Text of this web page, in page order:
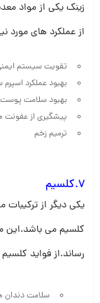
زینک یکی از مواد
از عملکرد های مورد
تقویت سیستم
بهبود عملکرد اسپرم
بهبود سلامت
پیشگیری از عفونت
ترمیم زخم
7.کلسیم
یکی دیگر از
کلسیم می باشد.این
رساند.از فواید
سلامت دندان